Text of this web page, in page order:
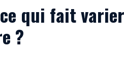
ce qui fait
?